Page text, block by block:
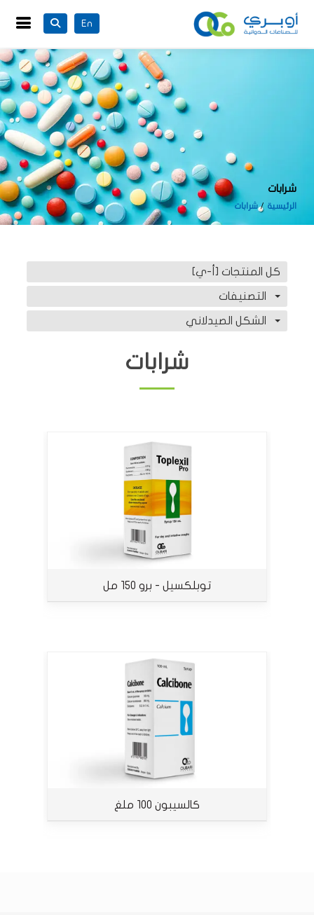
En
شرابات
الرئيسية شرابات
كل المنتجات [أ-ي]
التصنيفات
الشكل الصيدلاني
شرابات
توبلكسيل - برو 150 مل
كالسيبون 100 ملغ